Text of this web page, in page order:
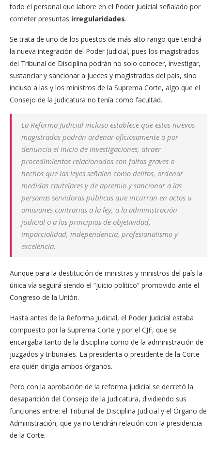
todo el personal que labore en el Poder Judicial señalado por
cometer presuntas irregularidades.
Se trata de uno de los puestos de más alto rango que tendrá
la nueva integración del Poder Judicial, pues los magistrados
del Tribunal de Disciplina podrán no solo conocer, investigar,
sustanciar y sancionar a jueces y magistrados del país, sino
incluso a las y los ministros de la Suprema Corte, algo que el
Consejo de la Judicatura no tenía como facultad.
La Reforma Judicial incluso establece que estos nuevos
magistrados podrán ordenar oficiosamente o por
denuncia el inicio de investigaciones, atraer
procedimientos relacionados con faltas graves o
hechos que las leyes señalen como delitos, ordenar
medidas cautelares y de apremio y sancionar a las
personas servidoras públicas que incurran en actos u
omisiones contrarias a la ley, a la administración
judicial o a los principios de objetividad,
imparcialidad, independencia, profesionalismo y
excelencia.
Aunque para la destitución de ministras y ministros del país la
única vía seguirá siendo el “juicio político” promovido ante el
Congreso de la Unión.
Hasta antes de la Reforma Judicial, el Poder Judicial estaba
compuesto por la Suprema Corte y por el CJF, que se
encargaba tanto de la disciplina como de la administración de
juzgados y tribunales. La presidenta o presidente de la Corte
era quién dirigía ambos órganos.
Pero con la aprobación de la reforma judicial se decretó la
desaparición del Consejo de la Judicatura, dividiendo sus
funciones entre: el Tribunal de Disciplina Judicial y el Órgano de
Administración, que ya no tendrán relación con la presidencia
de la Corte.